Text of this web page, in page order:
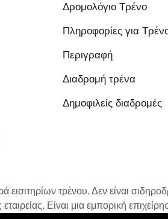
Δρομολόγιο Τρένο
Πληροφορίες για
Περιγραφή
Διαδρομή τρένα
Δημοφιλείς διαδρομές
τρένου. Δεν είναι
Είναι μια εμπορική